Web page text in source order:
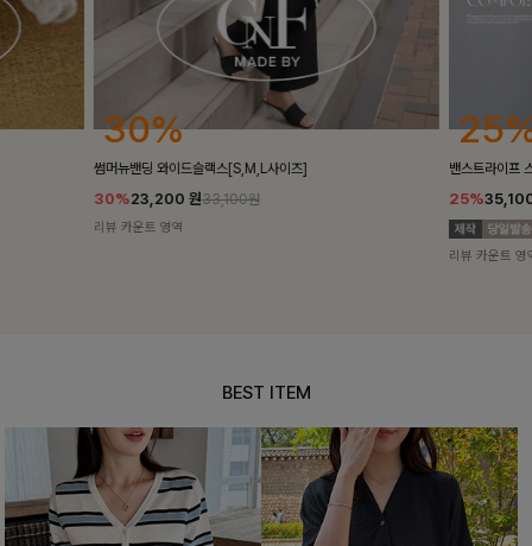
25%
밴스트라이프 스트링원피스
25%35,100원46,800원
12%
쥬린레이스 카
12%
리뷰 카운트 영
BEST ITEM